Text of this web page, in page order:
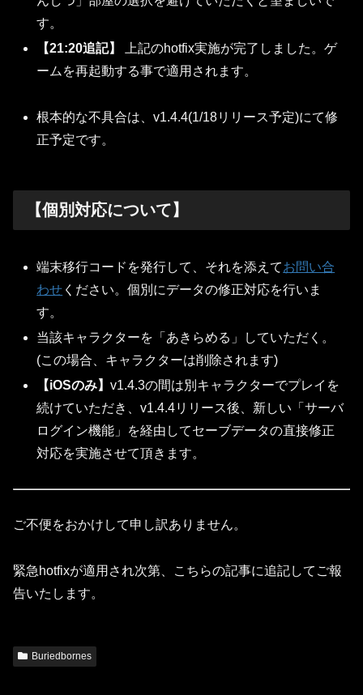
す。
【21:20追記】
上記のhotfix実施が完了しました。ゲ
ームを再起動する事で適用されます。
根本的な不具合は、v1.4.4(1/18リリース予定)にて修
正予定です。
【個別対応について】
端末移行コードを発行して、それを添えてお問い合
わせ ください。個別にデータの修正対応を行いま
す。
当該キャラクターを「あきらめる」していただく。
(この場合、キャラクターは削除されます)
【iOSのみ】v1.4.3の間は別キャラクターでプレイを
続けていただき、v1.4.4リリース後、新しい「サーバ
ログイン機能」を経由してセーブデータの直接修正
対応を実施させて頂きます。
ご不便をおかけして申し訳ありません。
緊急hotfixが適用され次第、こちらの記事に追記してご報
告いたします。
Buriedbornes